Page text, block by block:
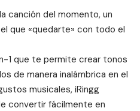
canción del momento, un
que «quedarte» con todo el
1 que te permite crear tonos
de manera inalámbrica en el
musicales, iRingg
convertir fácilmente en